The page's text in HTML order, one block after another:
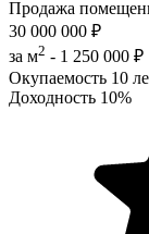
Продажа
30 000 000 ₽
за м2 - 1 250 000 ₽
Окупаемость 10
Доходность 10%